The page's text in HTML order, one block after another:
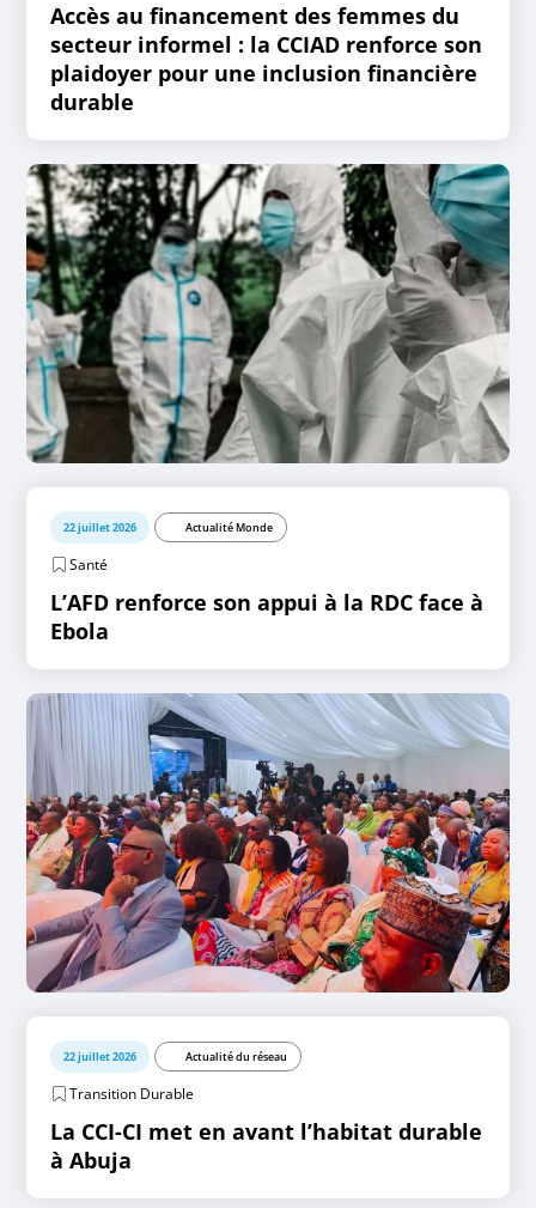
Accès au financement des femmes du
secteur informel : la CCIAD renforce son
plaidoyer pour une inclusion financière
durable
22 juillet 2026 Actualité Monde
Santé
L’AFD renforce son appui à la RDC face à
Ebola
22 juillet 2026 Actualité du réseau
Transition Durable
La CCI-CI met en avant l’habitat durable
à Abuja